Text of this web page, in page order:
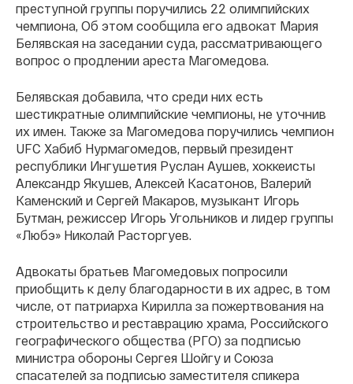
преступной группы поручились 22 олимпийских
чемпиона, Об этом сообщила его адвокат Мария
Белявская на заседании суда, рассматривающего
вопрос о продлении ареста Магомедова.
Белявская добавила, что среди них есть
шестикратные олимпийские чемпионы, не уточнив
их имен. Также за Магомедова поручились чемпион
UFC Хабиб Нурмагомедов, первый президент
республики Ингушетия Руслан Аушев, хоккеисты
Александр Якушев, Алексей Касатонов, Валерий
Каменский и Сергей Макаров, музыкант Игорь
Бутман, режиссер Игорь Угольников и лидер группы
«Любэ» Николай Расторгуев.
Адвокаты братьев Магомедовых попросили
приобщить к делу благодарности в их адрес, в том
числе, от патриарха Кирилла за пожертвования на
строительство и реставрацию храма, Российского
географического общества (РГО) за подписью
министра обороны Сергея Шойгу и Союза
спасателей за подписью заместителя спикера